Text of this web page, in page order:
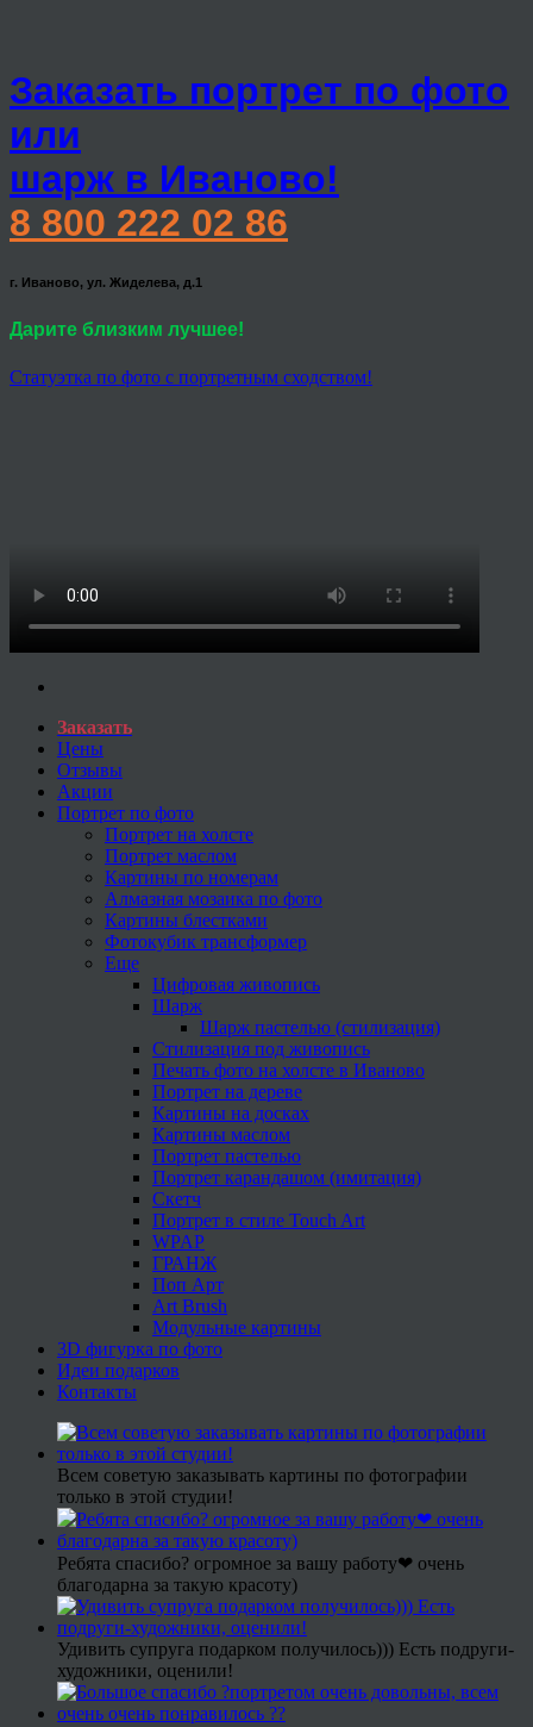
Заказать портрет по фото
или
шарж в Иваново!
8 800 222 02 86
г. Иваново, ул. Жиделева, д.1
Дарите близким лучшее!
Статуэтка по фото с портретным сходством!
Заказать
Цены
Отзывы
Акции
Портрет по фото
Портрет на холсте
Портрет маслом
Картины по номерам
Алмазная мозаика по фото
Картины блестками
Фотокубик трансформер
Еще
Цифровая живопись
Шарж
Шарж пастелью (стилизация)
Стилизация под живопись
Печать фото на холсте в Иваново
Портрет на дереве
Картины на досках
Картины маслом
Портрет пастелью
Портрет карандашом (имитация)
Скетч
Портрет в стиле Touch Art
WPAP
ГРАНЖ
Поп Арт
Art Brush
Модульные картины
3D фигурка по фото
Идеи подарков
Контакты
Всем советую заказывать картины по фотографии
только в этой студии!
Ребята спасибо? огромное за вашу работу❤ очень
благодарна за такую красоту)
Удивить супруга подарком получилось))) Есть подруги-
художники, оценили!